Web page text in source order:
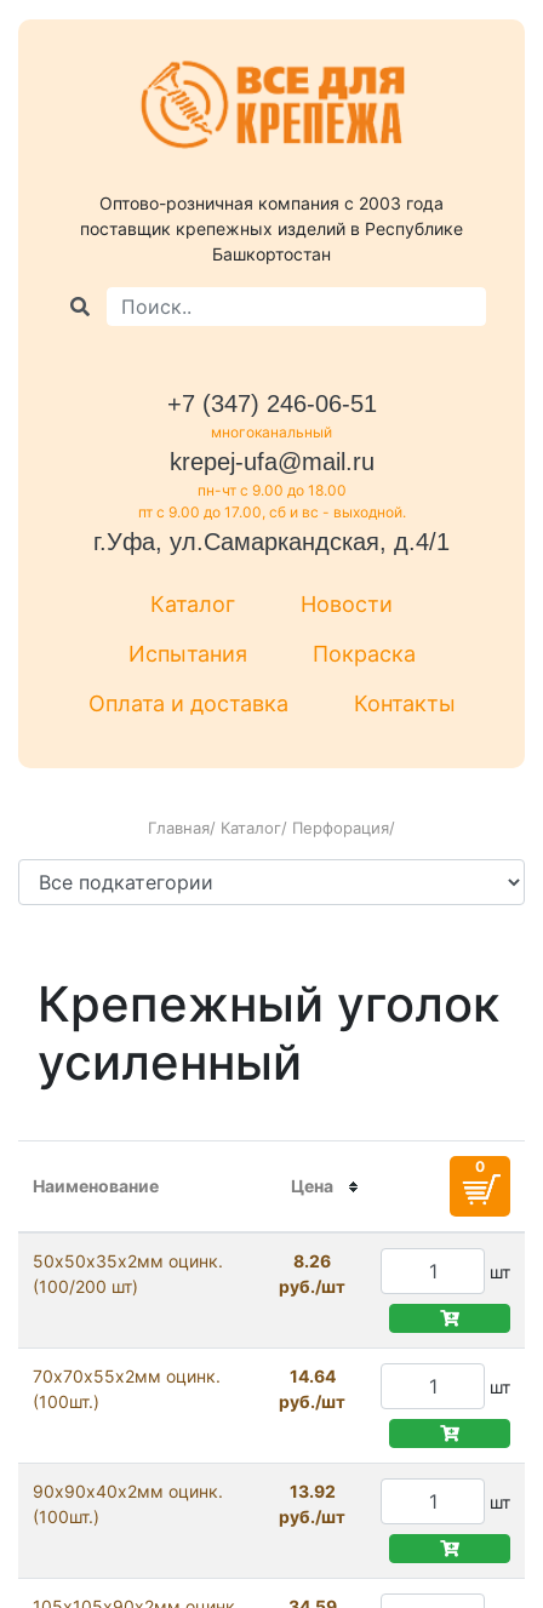
Оптово-розничная компания c 2003 года
поставщик крепежных изделий в Республике
Башкортостан
+7 (347) 246-06-51
многоканальный
krepej-ufa@mail.ru
пн-чт с 9.00 до 18.00
пт с 9.00 до 17.00, сб и вс - выходной.
г.Уфа, ул.Самаркандская, д.4/1
Каталог
Новости
Испытания
Покраска
Оплата и доставка
Контакты
Главная/ Каталог/ Перфорация/
Крепежный уголок
усиленный
Наименование Цена
50х50х35х2мм оцинк.
(100/200 шт)
8.26
руб./шт
шт
70х70х55х2мм оцинк.
(100шт.)
14.64
руб./шт
шт
90х90х40х2мм оцинк.
(100шт.)
13.92
руб./шт
шт